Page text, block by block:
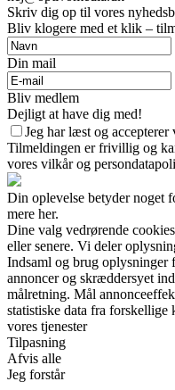
Skriv dig op til vores
Bliv klogere med et klik –
Din mail
Bliv medlem
Dejligt at have dig med!
Jeg har læst og accepterer
Tilmeldingen er frivillig og
vores vilkår og
Din oplevelse betyder noget
mere her.
Dine valg vedrørende
eller senere. Vi deler
Indsaml og brug oplysninger
annoncer og skræddersyet
målretning. Mål
statistiske data fra
vores tjenester
Tilpasning
Afvis alle
Jeg forstår